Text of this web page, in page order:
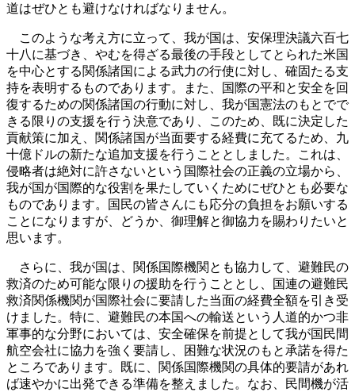
道はぜひとも避けなければなりません。
このような考え方に立って、我が国は、安保理決議六百七
十八に基づき、やむを得ざる最後の手段としてとられた米国
を中心とする関係諸国による武力の行使に対し、確固たる支
持を表明するものであります。また、国際の平和と安全を回
復するための関係諸国の行動に対し、我が国憲法のもとでで
きる限りの支援を行う決意であり、このため、既に決定した
貢献策に加え、関係諸国が当面要する経費に充てるため、九
十億ドルの新たな追加支援を行うこととしました。これは、
侵略者は絶対に許さないという国際社会の正義の立場から、
我が国が国際的な役割を果たしていくためにぜひとも必要な
ものであります。国民の皆さんにも応分の負担をお願いする
ことになりますが、どうか、御理解と御協力を賜わりたいと
思います。
さらに、我が国は、関係国際機関とも協力して、避難民の
救済のため可能な限りの援助を行うこととし、国連の避難民
救済関係機関が国際社会に要請した当面の経費全額を引き受
けました。特に、避難民の本国への輸送という人道的かつ非
軍事的な分野においては、安全確保を前提として我が国民間
航空会社に協力を強く要請し、困難な状況のもと承諾を得た
ところであります。既に、関係国際機関の具体的要請があれ
ば速やかに出発できる準備を整えました。なお、民間機が活